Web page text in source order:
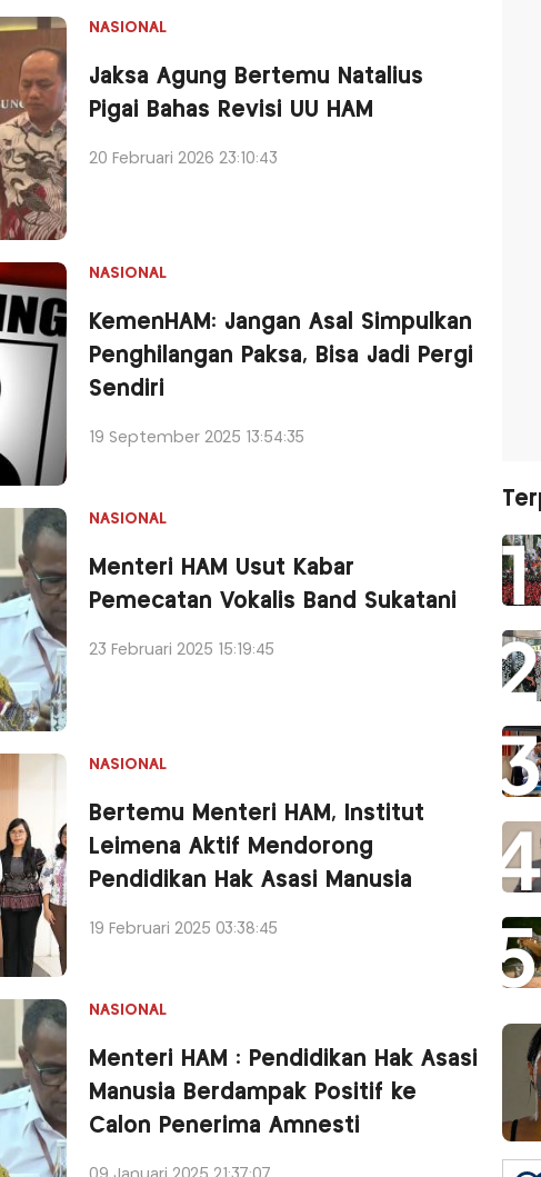
NASIONAL
Jaksa Agung Bertemu Natalius
Pigai Bahas Revisi UU HAM
20 Februari 2026 23:10:43
NASIONAL
KemenHAM: Jangan Asal Simpulkan
Penghilangan Paksa, Bisa Jadi Pergi
Sendiri
19 September 2025 13:54:35
NASIONAL
Menteri HAM Usut Kabar
Pemecatan Vokalis Band Sukatani
23 Februari 2025 15:19:45
NASIONAL
Bertemu Menteri HAM, Institut
Leimena Aktif Mendorong
Pendidikan Hak Asasi Manusia
19 Februari 2025 03:38:45
NASIONAL
Menteri HAM : Pendidikan Hak Asasi
Manusia Berdampak Positif ke
Calon Penerima Amnesti